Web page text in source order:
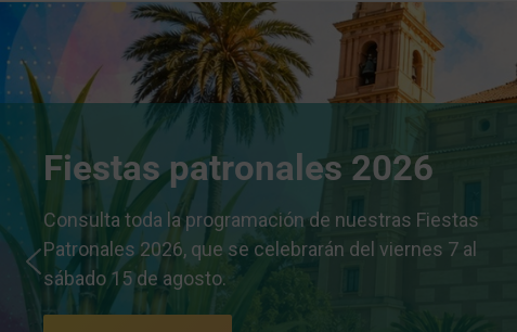
Fiestas patronales 2026
Consulta toda la programación de nuestras Fiestas
Patronales 2026, que se celebrarán del viernes 7 al
sábado 15 de agosto.